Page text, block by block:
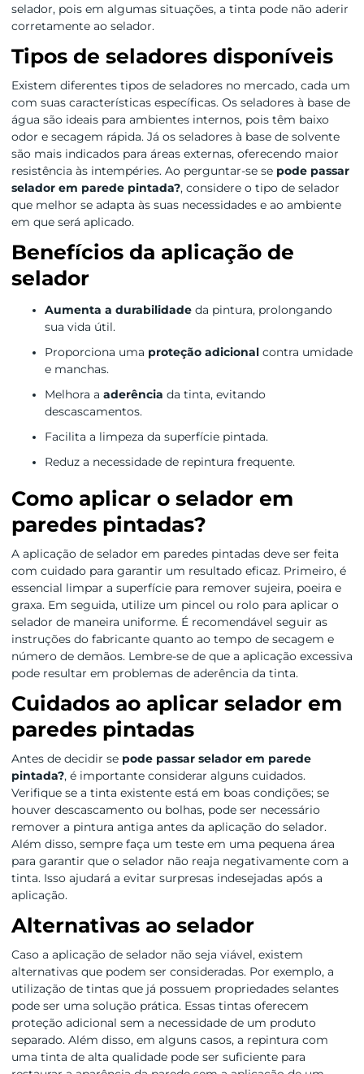
selador, pois em algumas situações, a tinta pode não aderir
corretamente ao selador.
Tipos de seladores disponíveis
Existem diferentes tipos de seladores no mercado, cada um
com suas características específicas. Os seladores à base de
água são ideais para ambientes internos, pois têm baixo
odor e secagem rápida. Já os seladores à base de solvente
são mais indicados para áreas externas, oferecendo maior
resistência às intempéries. Ao perguntar-se se pode passar
selador em parede pintada?, considere o tipo de selador
que melhor se adapta às suas necessidades e ao ambiente
em que será aplicado.
Benefícios da aplicação de
selador
Aumenta a durabilidadeda pintura, prolongando
sua vida útil.
Proporciona uma proteção adicionalcontra umidade
e manchas.
Melhora a aderência da tinta, evitando
descascamentos.
Facilita a limpeza da superfície pintada.
Reduz a necessidade de repintura frequente.
Como aplicar o selador em
paredes pintadas?
A aplicação de selador em paredes pintadas deve ser feita
com cuidado para garantir um resultado eficaz. Primeiro, é
essencial limpar a superfície para remover sujeira, poeira e
graxa. Em seguida, utilize um pincel ou rolo para aplicar o
selador de maneira uniforme. É recomendável seguir as
instruções do fabricante quanto ao tempo de secagem e
número de demãos. Lembre-se de que a aplicação excessiva
pode resultar em problemas de aderência da tinta.
Cuidados ao aplicar selador em
paredes pintadas
Antes de decidir se pode passar selador em parede
pintada?, é importante considerar alguns cuidados.
Verifique se a tinta existente está em boas condições; se
houver descascamento ou bolhas, pode ser necessário
remover a pintura antiga antes da aplicação do selador.
Além disso, sempre faça um teste em uma pequena área
para garantir que o selador não reaja negativamente com a
tinta. Isso ajudará a evitar surpresas indesejadas após a
aplicação.
Alternativas ao selador
Caso a aplicação de selador não seja viável, existem
alternativas que podem ser consideradas. Por exemplo, a
utilização de tintas que já possuem propriedades selantes
pode ser uma solução prática. Essas tintas oferecem
proteção adicional sem a necessidade de um produto
separado. Além disso, em alguns casos, a repintura com
uma tinta de alta qualidade pode ser suficiente para